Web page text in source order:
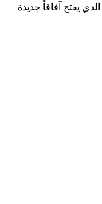
احتفالاً بيوم الأرض، نلقي نظرة على جيل Z الذي يفتح آفاقاً جديدة